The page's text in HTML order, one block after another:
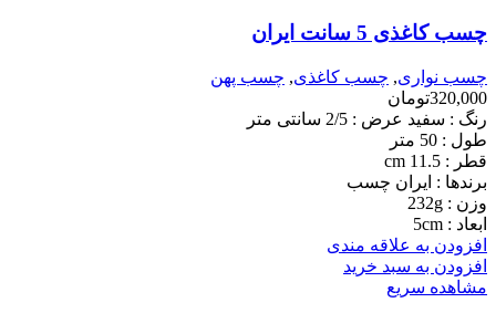
چسب کاغذی 5 سانت ایران
چسب نواری, چسب کاغذی, چسب پهن
320,000تومان
رنگ : سفید عرض : 2/5 سانتی متر
طول : 50 متر
قطر : 11.5 cm
برندها : ایران چسب
وزن : 232g
ابعاد : 5cm
افزودن به علاقه مندی
افزودن به سبد خرید
مشاهده سریع